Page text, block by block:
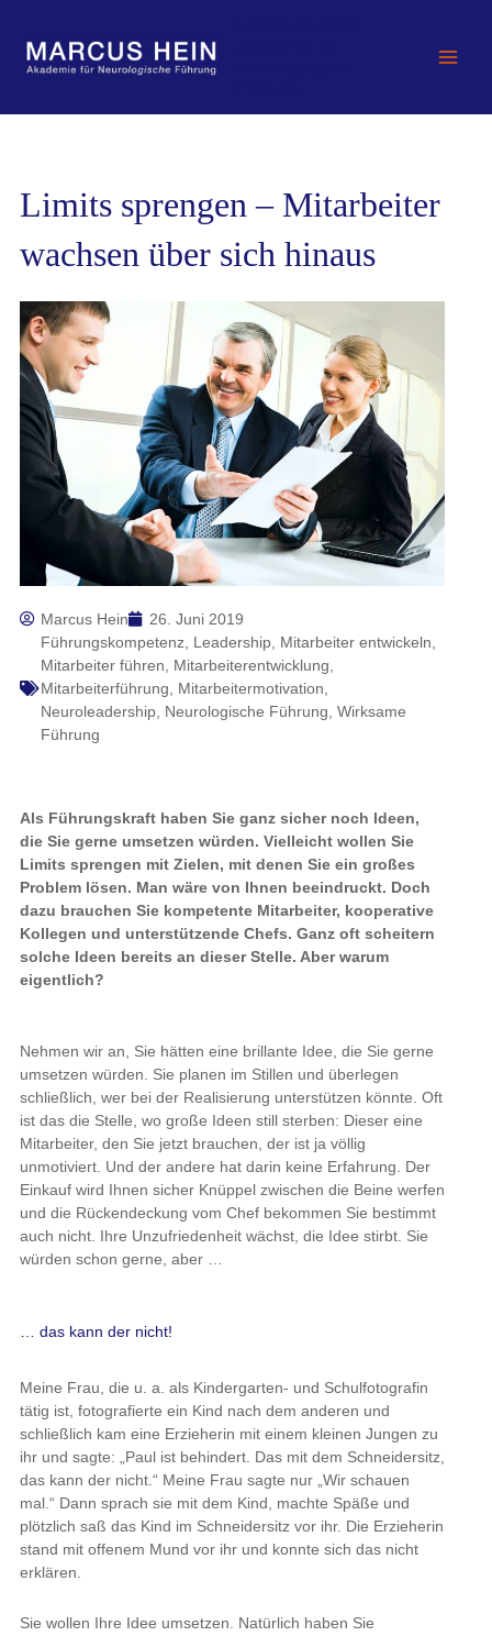
springen
Limits sprengen – Mitarbeiter
wachsen über sich hinaus
Marcus Hein
26. Juni 2019
Führungskompetenz, Leadership, Mitarbeiter entwickeln
Mitarbeiter führen
Mitarbeiterentwicklung
Mitarbeiterführung
Mitarbeitermotivation
Neuroleadership, Neurologische Führung Wirksame
Führung
Als Führungskraft haben Sie ganz sicher noch Ideen,
die Sie gerne umsetzen würden. Vielleicht wollen Sie
Limits sprengen mit Zielen, mit denen Sie ein großes
Problem lösen. Man wäre von Ihnen beeindruckt. Doch
dazu brauchen Sie kompetente Mitarbeiter, kooperative
Kollegen und unterstützende Chefs. Ganz oft scheitern
solche Ideen bereits an dieser Stelle. Aber warum
eigentlich?
Nehmen wir an, Sie hätten eine brillante Idee, die Sie gerne
umsetzen würden. Sie planen im Stillen und überlegen
schließlich, wer bei der Realisierung unterstützen könnte. Oft
ist das die Stelle, wo große Ideen still sterben: Dieser eine
Mitarbeiter, den Sie jetzt brauchen, der ist ja völlig
unmotiviert. Und der andere hat darin keine Erfahrung. Der
Einkauf wird Ihnen sicher Knüppel zwischen die Beine werfen
und die Rückendeckung vom Chef bekommen Sie bestimmt
auch nicht. Ihre Unzufriedenheit wächst, die Idee stirbt. Sie
würden schon gerne, aber …
… das kann der nicht!
Meine Frau, die u. a. als Kindergarten- und Schulfotografin
tätig ist, fotografierte ein Kind nach dem anderen und
schließlich kam eine Erzieherin mit einem kleinen Jungen zu
ihr und sagte: „Paul ist behindert. Das mit dem Schneidersitz,
das kann der nicht.“ Meine Frau sagte nur „Wir schauen
mal.“ Dann sprach sie mit dem Kind, machte Späße und
plötzlich saß das Kind im Schneidersitz vor ihr. Die Erzieherin
stand mit offenem Mund vor ihr und konnte sich das nicht
erklären.
Sie wollen Ihre Idee umsetzen. Natürlich haben Sie